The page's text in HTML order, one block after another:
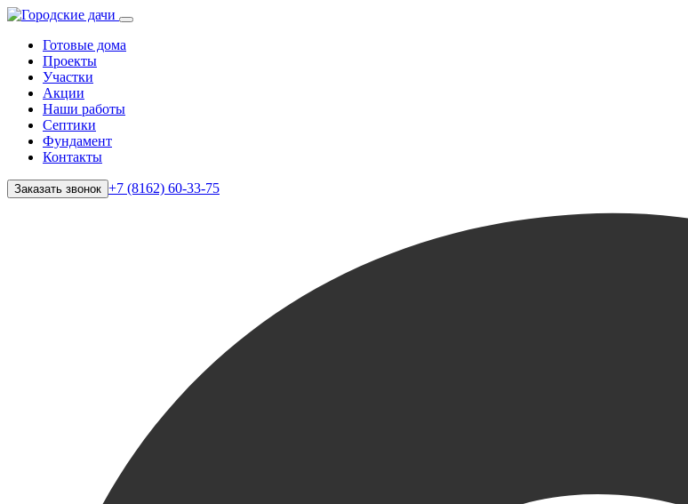
Готовые дома
Проекты
Участки
Акции
Наши работы
Септики
Фундамент
Контакты
Заказать звонок +7 (8162) 60-33-75